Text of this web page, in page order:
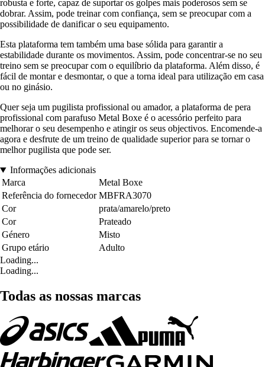
robusta e forte, capaz de suportar os golpes mais poderosos sem se
dobrar. Assim, pode treinar com confiança, sem se preocupar com a
possibilidade de danificar o seu equipamento.
Esta plataforma tem também uma base sólida para garantir a
estabilidade durante os movimentos. Assim, pode concentrar-se no seu
treino sem se preocupar com o equilíbrio da plataforma. Além disso, é
fácil de montar e desmontar, o que a torna ideal para utilização em casa
ou no ginásio.
Quer seja um pugilista profissional ou amador, a plataforma de pera
profissional com parafuso Metal Boxe é o acessório perfeito para
melhorar o seu desempenho e atingir os seus objectivos. Encomende-a
agora e desfrute de um treino de qualidade superior para se tornar o
melhor pugilista que pode ser.
Informações adicionais
Marca
Metal Boxe
Referência do fornecedor MBFRA3070
Cor
prata/amarelo/preto
Cor
Prateado
Género
Misto
Grupo etário
Adulto
Loading...
Loading...
Todas as nossas marcas